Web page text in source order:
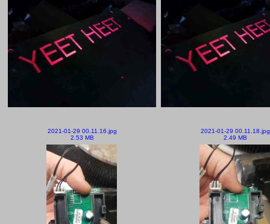
2021-01-29 00.11.16.jpg
2.53 MB
2021-01-29 00.11.18.jpg
2.49 MB